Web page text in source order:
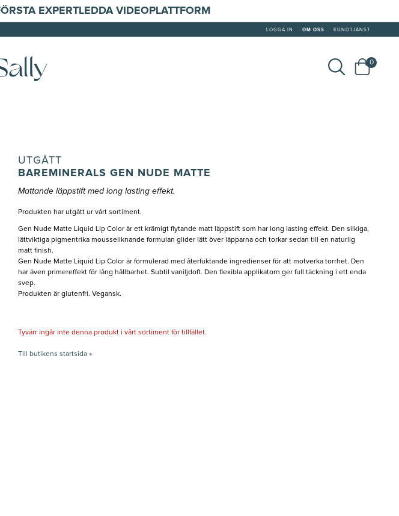
EXPERTLEDDA VIDEOPLATTFORM
LOGGA IN OM OSS KUNDTJÄNST
0
UTGÅTT
BAREMINERALS GEN NUDE MATTE
Mattande läppstift med long lasting effekt.
Produkten har utgått ur vårt sortiment.
Gen Nude Matte Liquid Lip Color är ett krämigt flytande matt läppstift som har long lasting effekt. Den silkiga,
lättviktiga pigmentrika mousseliknande formulan glider lätt över läpparna och torkar sedan till en naturlig
matt finish.
Gen Nude Matte Liquid Lip Color är formulerad med återfuktande ingredienser för att motverka torrhet. Den
har även primereffekt för lång hållbarhet. Subtil vaniljdoft. Den flexibla applikatorn ger full täckning i ett enda
svep.
Produkten är glutenfri. Vegansk.
Tyvärr ingår inte denna produkt i vårt sortiment för tillfället.
Till butikens startsida »